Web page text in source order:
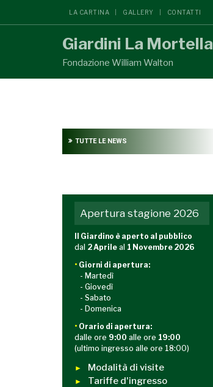
LA CARTINA GALLERY CONTATTI
Giardini La Mortella
Fondazione William Walton
TUTTE LE NEWS
Apertura stagione 2026
Il Giardino è aperto al pubblico
dal 2 Aprile al 1 Novembre 2026
• Giorni di apertura:
- Martedì
- Giovedì
- Sabato
- Domenica
• Orario di apertura:
dalle ore 9:00 alle ore 19:00
(ultimo ingresso alle ore 18:00)
► Modalità di visite
► Tariffe d'ingresso